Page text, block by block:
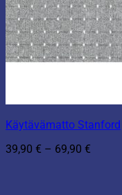
Käytävämatto Stanford
39,90 € – 69,90 €